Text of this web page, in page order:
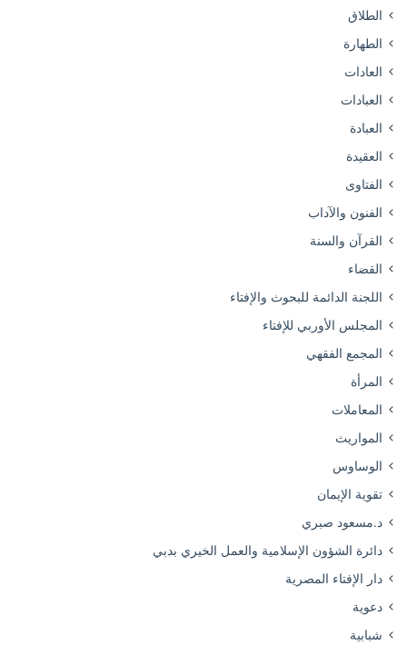
الطلاق
الطهارة
العادات
العبادات
العبادة
العقيدة
الفتاوى
الفنون والآداب
القرآن والسنة
القضاء
اللجنة الدائمة للبحوث والإفتاء
المجلس الأوربي للإفتاء
المجمع الفقهي
المرأة
المعاملات
المواريث
الوساوس
تقوية الإيمان
د.مسعود صبري
دائرة الشؤون الإسلامية والعمل الخيري بدبي
دار الإفتاء المصرية
دعوية
شبابية